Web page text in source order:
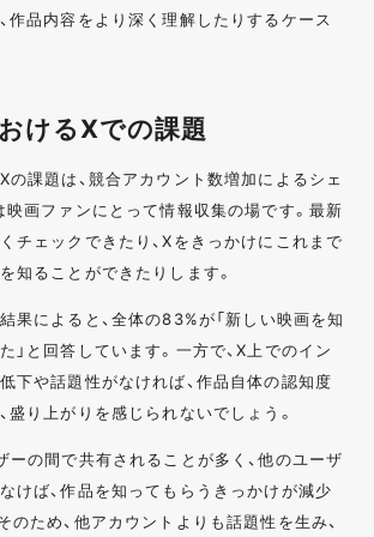
作品内容をより深く理解したりするケース
けるXでの課題
の課題は、競合アカウント数増加によるシェ
映画ファンにとって情報収集の場です。最新
チェックできたり、Xをきっかけにこれまで
知ることができたりします。
果によると、全体の83%が「新しい映画を知
」と回答しています。一方で、X上でのイン
下や話題性がなければ、作品自体の認知度
盛り上がりを感じられないでしょう。
ーの間で共有されることが多く、他のユーザ
けば、作品を知ってもらうきっかけが減少
のため、他アカウントよりも話題性を生み、